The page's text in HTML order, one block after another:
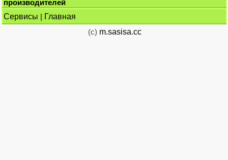
производителей
Сервисы | Главная
(c) m.sasisa.cc